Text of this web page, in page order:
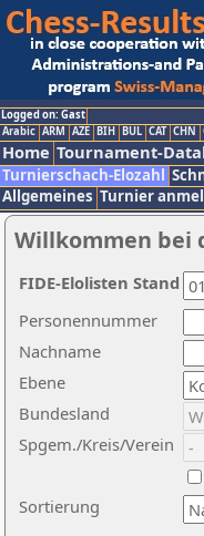
Logged on: Gast
Arabic ARM AZE BIH BUL CAT CHN
Home Tournament-
Turnierschach-Elozahl
Allgemeines Turnier
Willkommen bei
Nachname
Ebene
Sortierung
Personennummer
Bundesland
Spgem./Kreis/Verein
FIDE-Elolisten Stand